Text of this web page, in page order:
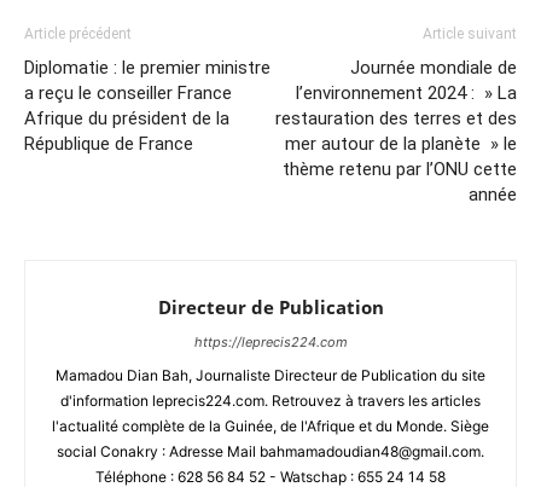
Article précédent
Diplomatie : le premier ministre
a reçu le conseiller France
Afrique du président de la
République de France
Article suivant
Journée mondiale de
l’environnement 2024 : » La
restauration des terres et des
mer autour de la planète » le
thème retenu par l’ONU cette
année
Directeur de Publication
https://leprecis224.com
Mamadou Dian Bah, Journaliste Directeur de Publication du site
d'information leprecis224.com. Retrouvez à travers les articles
l'actualité complète de la Guinée, de l'Afrique et du Monde. Siège
social Conakry : Adresse Mail bahmamadoudian48@gmail.com.
Téléphone : 628 56 84 52 - Watschap : 655 24 14 58